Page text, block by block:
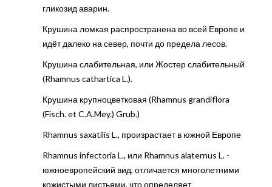
гликозид аварин.
Крушина ломкая распространена во всей Европе и
идёт далеко на север, почти до предела лесов.
Крушина слабительная, или Жостер слабительный
(Rhamnus cathartica L.).
Крушина крупноцветковая (Rhamnus grandiflora
(Fisch. et C.A.Mey.) Grub.)
Rhamnus saxatilis L., произрастает в южной Европе
Rhamnus infectoria L., или Rhamnus alaternus L. -
южноевропейский вид, отличается многолетними
кожистыми листьями, что определяет